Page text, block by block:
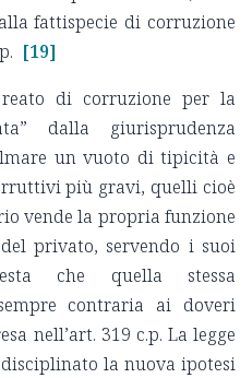
fattispecie di corruzione
[19]
di corruzione per la
dalla giurisprudenza
un vuoto di tipicità e
più gravi, quelli cioè
vende la propria funzione
privato, servendo i suoi
che quella stessa
contraria ai doveri
nell’art. 319 c.p. La legge
la nuova ipotesi